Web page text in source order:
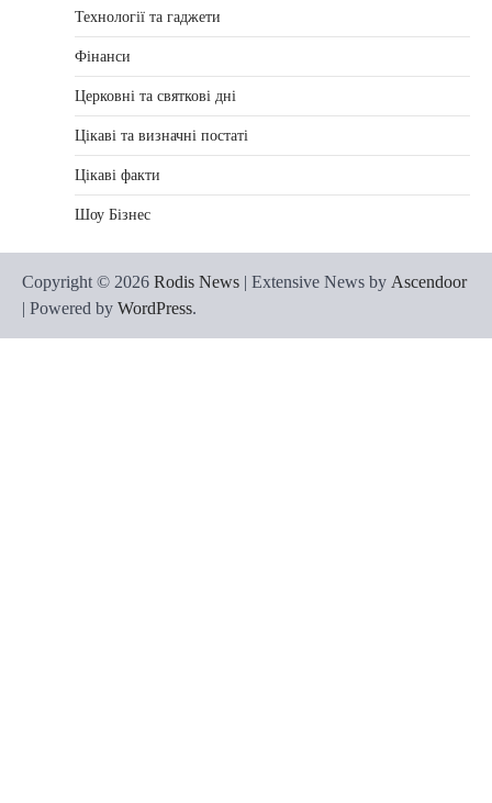
Технології та гаджети
Фінанси
Церковні та святкові дні
Цікаві та визначні постаті
Цікаві факти
Шоу Бізнес
Copyright © 2026 Rodis News | Extensive News by Ascendoor
| Powered by WordPress.